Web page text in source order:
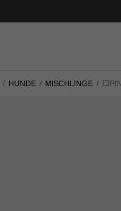
HUNDE MISCHLINGE